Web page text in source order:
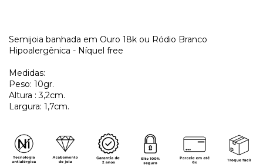
Semijoia banhada em Ouro 18k ou Ródio Branco
Hipoalergênica - Níquel free
Medidas:
Peso: 10gr.
Altura : 3,2cm.
Largura: 1,7cm.